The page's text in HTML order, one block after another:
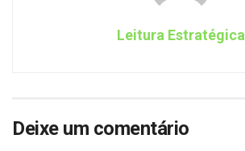
Leitura Estratégica
Deixe um comentário